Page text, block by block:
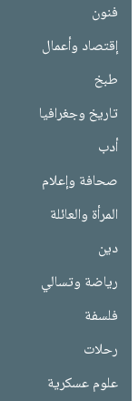
فنون
إقتصاد وأعمال
طبخ
تاريخ وجغرافيا
أدب
صحافة وإعلام
المرأة والعائلة
دين
رياضة وتسالي
فلسفة
رحلات
علوم عسكرية